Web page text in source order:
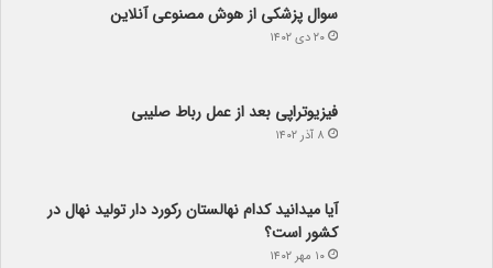
سوال پزشکی از هوش مصنوعی آنلاین
۲۰ دی ۱۴۰۲
فیزیوتراپی بعد از عمل رباط صلیبی
۸ آذر ۱۴۰۲
آیا می­دانید کدام نهالستان رکورد دار تولید نهال­ در
کشور است؟
۱۰ مهر ۱۴۰۲